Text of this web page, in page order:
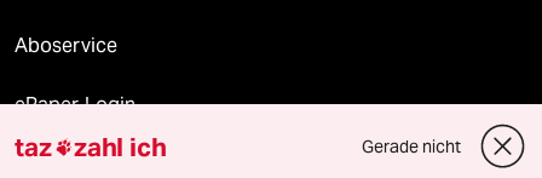
Aboservice
ePaper Login
Downloads für Abonnierende
taz zahl ich Gerade nicht